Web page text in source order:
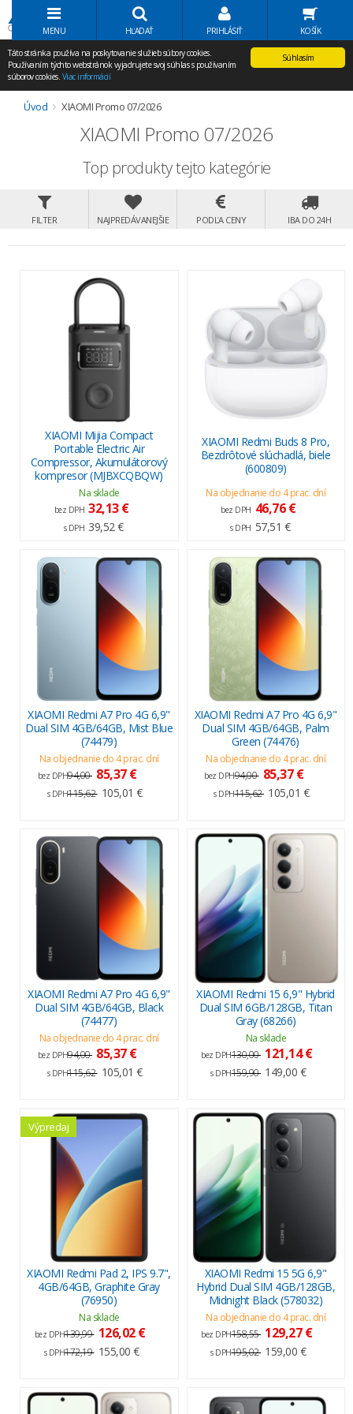
Volať Agem
MENU HĽADAŤ PRIHLÁSIŤ KOŠÍK
Súhlasím
Táto stránka používa na poskytovanie služieb súbory cookies.
Používaním týchto webstránok vyjadrujete svoj súhlas s používaním
súborov cookies. Viac informácií
Úvod XIAOMI Promo 07/2026
XIAOMI Promo 07/2026
Top produkty tejto kategórie
FILTER NAJPREDÁVANEJŠIE PODĽA CENY IBA DO 24H
XIAOMI Mijia Compact
Portable Electric Air
Compressor, Akumulátorový
kompresor (MJBXCQBQW)
Na sklade
bez DPH 32,13 €
s DPH 39,52 €
XIAOMI Redmi Buds 8 Pro,
Bezdrôtové slúchadlá, biele
(600809)
Na objednanie do 4 prac. dní
bez DPH 46,76 €
s DPH 57,51 €
XIAOMI Redmi A7 Pro 4G 6,9"
Dual SIM 4GB/64GB, Mist Blue
(74479)
Na objednanie do 4 prac. dní
bez DPH94,00 85,37 €
s DPH115,62 105,01 €
XIAOMI Redmi A7 Pro 4G 6,9"
Dual SIM 4GB/64GB, Palm
Green (74476)
Na objednanie do 4 prac. dní
bez DPH94,00 85,37 €
s DPH115,62 105,01 €
XIAOMI Redmi A7 Pro 4G 6,9"
Dual SIM 4GB/64GB, Black
(74477)
Na objednanie do 4 prac. dní
bez DPH94,00 85,37 €
s DPH115,62 105,01 €
XIAOMI Redmi 15 6,9" Hybrid
Dual SIM 6GB/128GB, Titan
Gray (68266)
Na sklade
bez DPH130,00 121,14 €
s DPH159,90 149,00 €
Výpredaj
XIAOMI Redmi Pad 2, IPS 9.7",
4GB/64GB, Graphite Gray
(76950)
Na sklade
bez DPH139,99 126,02 €
s DPH172,19 155,00 €
XIAOMI Redmi 15 5G 6,9"
Hybrid Dual SIM 4GB/128GB,
Midnight Black (578032)
Na objednanie do 4 prac. dní
bez DPH158,55 129,27 €
s DPH195,02 159,00 €